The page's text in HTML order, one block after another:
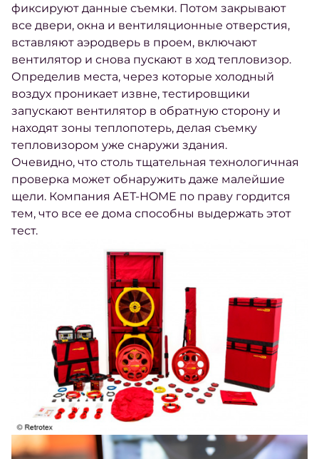
фиксируют данные съемки. Потом закрывают
все двери, окна и вентиляционные отверстия,
вставляют аэродверь в проем, включают
вентилятор и снова пускают в ход тепловизор.
Определив места, через которые холодный
воздух проникает извне, тестировщики
запускают вентилятор в обратную сторону и
находят зоны теплопотерь, делая съемку
тепловизором уже снаружи здания.
Очевидно, что столь тщательная технологичная
проверка может обнаружить даже малейшие
щели. Компания АЕТ-HOME по праву гордится
тем, что все ее дома способны выдержать этот
тест.